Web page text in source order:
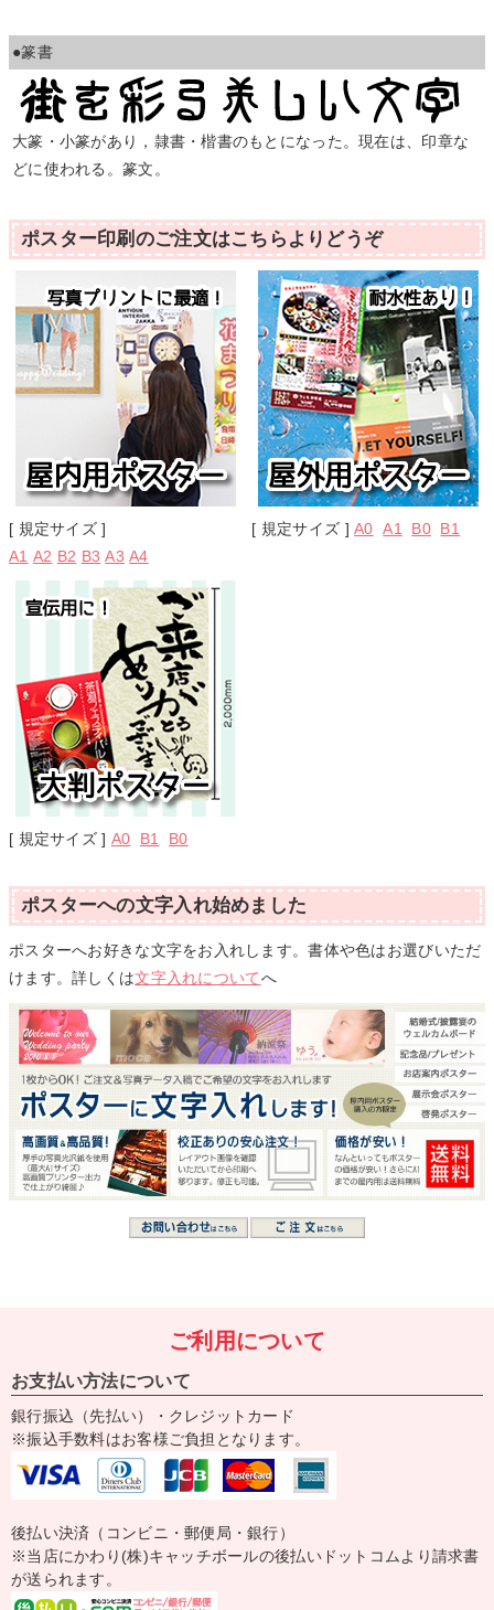
●篆書
大篆・小篆があり，隷書・楷書のもとになった。現在は、印章な
どに使われる。篆文。
ポスター印刷のご注文はこちらよりどうぞ
[ 規定サイズ ]
A1 A2 B2 B3 A3 A4
[ 規定サイズ ] A0 A1 B0 B1
[ 規定サイズ ] A0 B1 B0
ポスターへの文字入れ始めました
ポスターへお好きな文字をお入れします。書体や色はお選びいただ
けます。詳しくは文字入れについてへ
ご利用について
お支払い方法について
銀行振込（先払い）・クレジットカード
※振込手数料はお客様ご負担となります。
後払い決済（コンビニ・郵便局・銀行）
※当店にかわり(株)キャッチボールの後払いドットコムより請求書
が送られます。